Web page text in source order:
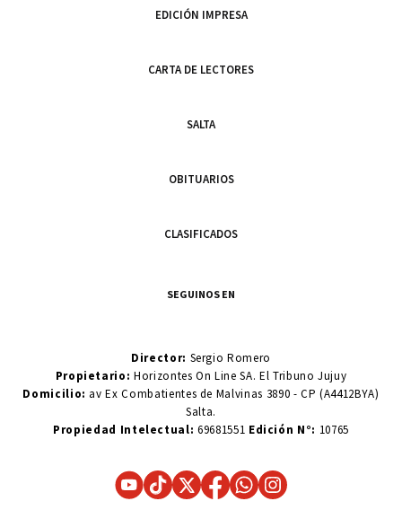
EDICIÓN IMPRESA
CARTA DE LECTORES
SALTA
OBITUARIOS
CLASIFICADOS
SEGUINOS EN
Director: Sergio Romero
Propietario:Horizontes On Line SA. El Tribuno Jujuy
Domicilio: av Ex Combatientes de Malvinas 3890 - CP (A4412BYA)
Salta.
Propiedad Intelectual: 69681551 Edición N°: 10765